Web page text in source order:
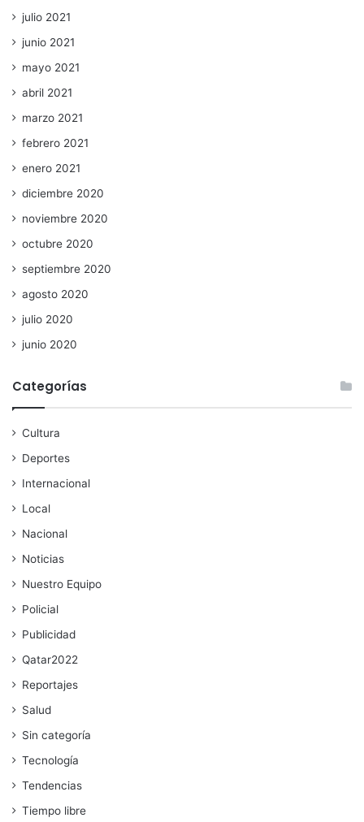
julio 2021
junio 2021
mayo 2021
abril 2021
marzo 2021
febrero 2021
enero 2021
diciembre 2020
noviembre 2020
octubre 2020
septiembre 2020
agosto 2020
julio 2020
junio 2020
Categorías
Cultura
Deportes
Internacional
Local
Nacional
Noticias
Nuestro Equipo
Policial
Publicidad
Qatar2022
Reportajes
Salud
Sin categoría
Tecnología
Tendencias
Tiempo libre